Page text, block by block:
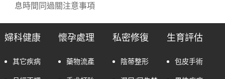
息時間同過關注意事項
婦科健康
其它疾病
懷孕處理
藥物流產
私密修復
陰蒂整形
生育評估
包皮手術